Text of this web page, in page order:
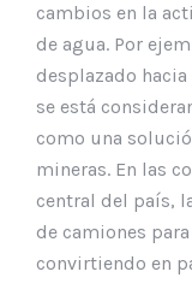
cambios en la
de agua. Por
desplazado
se está
como una
mineras. En las
central del país,
de camiones
convirtiendo en